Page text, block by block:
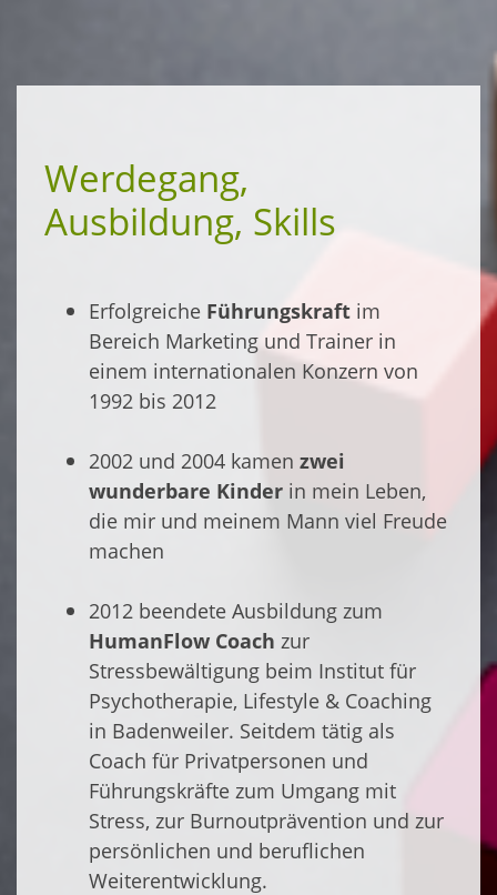
Werdegang,
Ausbildung, Skills
Erfolgreiche Führungskraft im
Bereich Marketing und Trainer in
einem internationalen Konzern von
1992 bis 2012
2002 und 2004 kamen zwei
wunderbare Kinder in mein Leben,
die mir und meinem Mann viel Freude
machen
2012 beendete Ausbildung zum
HumanFlow Coach zur
Stressbewältigung beim Institut für
Psychotherapie, Lifestyle & Coaching
in Badenweiler. Seitdem tätig als
Coach für Privatpersonen und
Führungskräfte zum Umgang mit
Stress, zur Burnoutprävention und zur
persönlichen und beruflichen
Weiterentwicklung.